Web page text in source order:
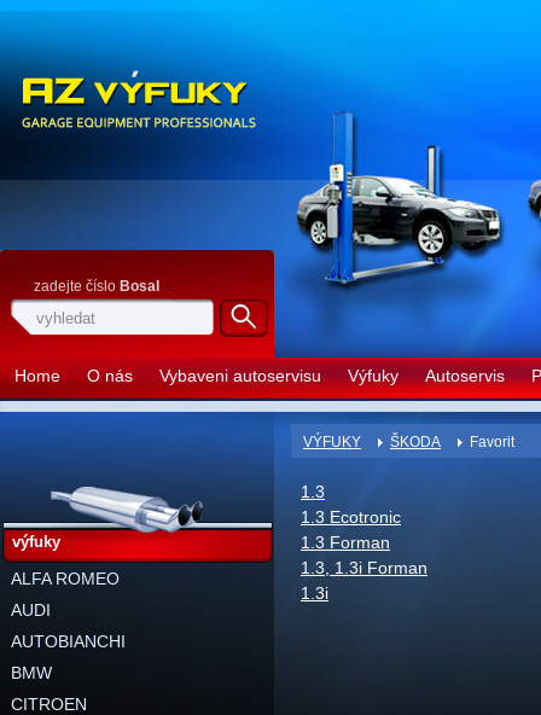
Home O nás Vybaveni autoservisu Výfuky Autoservis
zadejte číslo Bosal
VÝFUKY ŠKODA Favorit
1.3
1.3 Ecotronic
1.3 Forman
1.3, 1.3i Forman
1.3i
výfuky
ALFA ROMEO
AUDI
AUTOBIANCHI
BMW
CITROEN